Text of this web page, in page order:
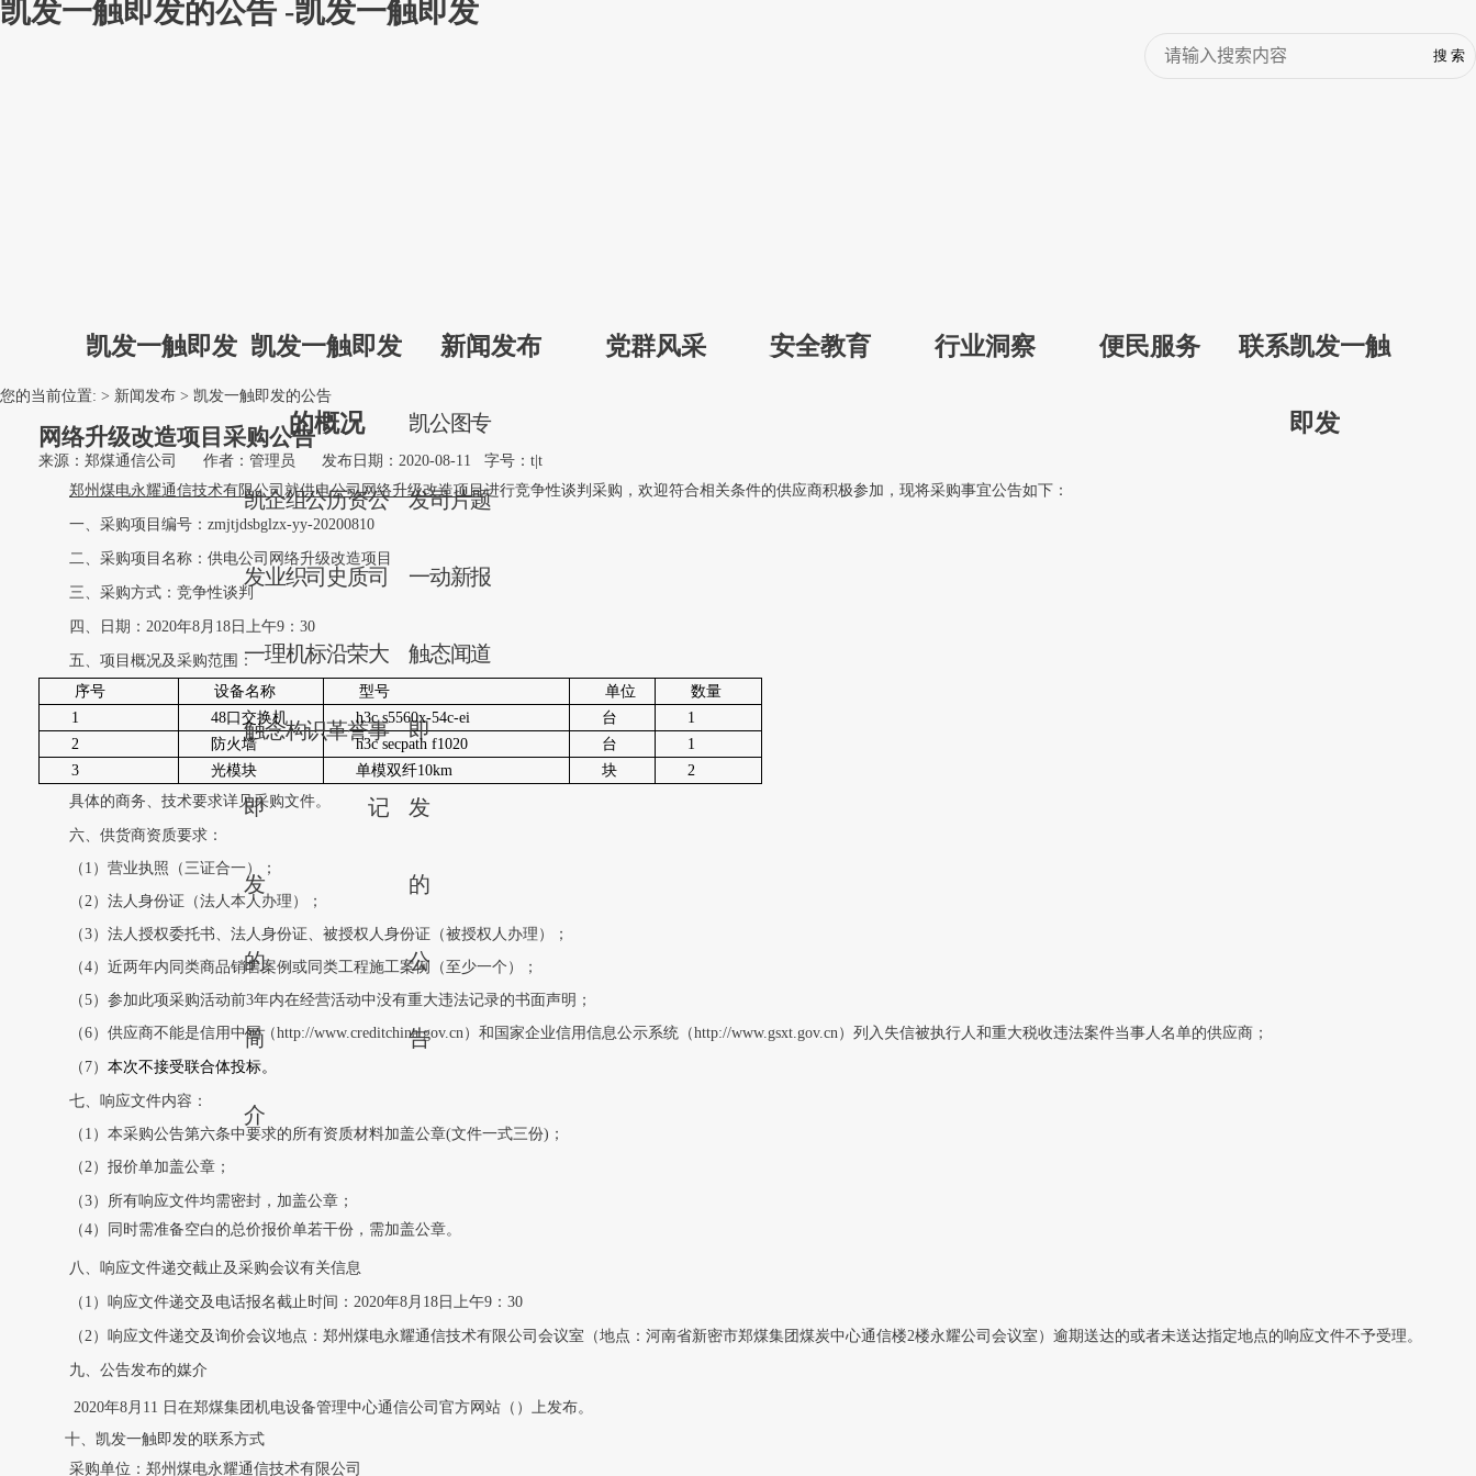
凯发一触即发的公告 -凯发一触即发
凯发一触即发 凯发一触即发
的概况
凯
发
一
触
即
发
的
简
介
企
业
理
念
组
织
机
构
公
司
标
识
历
史
沿
革
资
质
荣
誉
公
司
大
事
记
新闻发布
凯
发
一
触
即
发
的
公
告
公
司
动
态
图
片
新
闻
专
题
报
道
党群风采 安全教育 行业洞察 便民服务 联系凯发一触
即发
您的当前位置: > 新闻发布 > 凯发一触即发的公告
网络升级改造项目采购公告
来源：郑煤通信公司 作者：管理员 发布日期：2020-08-11 字号： t t
郑州煤电永耀通信技术有限公司 就供电公司网络升级改造项目进行竞争性谈判采购，欢迎符合相关条件的供应商积极参加，现将采购事宜公告如下：
一、采购项目编号：zmjtjdsbglzx-yy-20200810
二、采购项目名称：供电公司网络升级改造项目
三、采购方式：竞争性谈判
四、日期：2020年8月18日上午9：30
五、项目概况及采购范围：
序号
设备名称 型号 单位
数量
1
48口交换机 h3c s5560x-54c-ei 台
1
2
防火墙 h3c secpath f1020 台
1
3
光模块 单模双纤10km 块
2
具体的商务、技术要求详见采购文件。
六、供货商资质要求：
（1）营业执照（三证合一）；
（2）法人身份证（法人本人办理）；
（3）法人授权委托书、法人身份证、被授权人身份证（被授权人办理）；
（4）近两年内同类商品销售案例或同类工程施工案例（至少一个）；
（5）参加此项采购活动前3年内在经营活动中没有重大违法记录的书面声明；
（6）供应商不能是信用中国（http://www.creditchina.gov.cn）和国家企业信用信息公示系统（http://www.gsxt.gov.cn）列入失信被执行人和重大税收违法案件当事人名单的供应商；
（7） 本次不接受联合体投标。
七、响应文件内容：
（1）本采购公告第六条中要求的所有资质材料加盖公章(文件一式三份)；
（2）报价单加盖公章；
（3）所有响应文件均需密封，加盖公章；
（4）同时需准备空白的总价报价单若干份，需加盖公章。
八、响应文件递交截止及采购会议有关信息
（1）响应文件递交及电话报名截止时间：2020年8月18日上午9：30
（2）响应文件递交及询价会议地点：郑州煤电永耀通信技术有限公司会议室（地点：河南省新密市郑煤集团煤炭中心通信楼2楼永耀公司会议室）逾期送达的或者未送达指定地点的响应文件不予受理。
九、公告发布的媒介
2020年8月11 日在郑煤集团机电设备管理中心通信公司官方网站（）上发布。
十、凯发一触即发的联系方式
采购单位：郑州煤电永耀通信技术有限公司